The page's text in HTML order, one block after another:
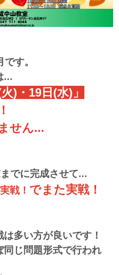
す。
...
)・19日(水)」
せん...
でに完成させて...
実戦！ でまた実戦！
多い方が良いです！
同じ問題形式で行われ